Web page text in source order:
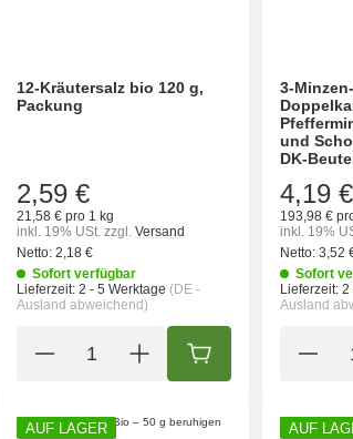
12-Kräutersalz bio 120 g,
Packung
2,59 €
21,58 € pro 1 kg
inkl. 19% USt. zzgl. Versand
Netto: 2,18 €
Sofort verfügbar
Lieferzeit: 2 - 5 Werktage (DE -
Ausland abweichend)
IN DEN WARENKORB
3-
und
DK-
4,19 €
193,98 €
inkl. 19%
Netto: 3,52
Sofort
Lieferzeit: 2
Ausland
AUF LAGER AUF